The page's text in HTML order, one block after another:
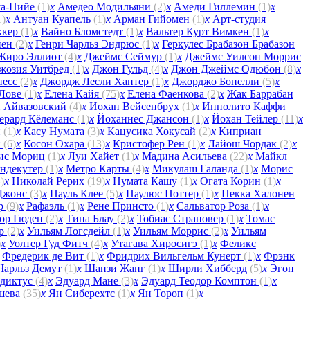
Пийе (1)x Амедео Модильяни (2)x Амеди Гиллемин (1)x
x Антуан Куапель (1)x Арман Гийомен (1)x Арт-студия
(1)x Вайно Бломстедт (1)x Вальтер Курт Вимкен (1)x
(2)x Генри Чарльз Эндрюс (1)x Геркулес Брабазон Брабазон
Эллиот (4)x Джеймс Сеймур (1)x Джеймс Уилсон Моррис
Уитбред (1)x Джон Гульд (4)x Джон Джеймс Одюбон (8)x
(2)x Джордж Лесли Хантер (1)x Джорджо Бонелли (5)x
(1)x Елена Кайя (75)x Елена Фаенкова (2)x Жак Баррабан
(4)x Иохан Вейсенбрух (1)x Ипполито Каффи
Кёлеманс (1)x Йоханнес Джансон (1)x Йохан Тейлер (11)x
(1)x Касу Нумата (3)x Кацусика Хокусай (2)x Киприан
(6)x Косон Охара (13)x Кристофер Рен (1)x Лайош Чордак (2)x
Мориц (1)x Луи Хайет (1)x Мадина Асильева (22)x Майкл
(1)x Метро Карты (4)x Микулаш Галанда (1)x Морис
x Николай Рерих (19)x Нумата Кашу (1)x Огата Корин (1)x
(3)x Пауль Клее (5)x Паулюс Поттер (1)x Пекка Халонен
(9)x Рафаэль (1)x Рене Принсто (1)x Сальватор Роза (1)x
Гюден (2)x Тина Блау (2)x Тобиас Страновер (1)x Томас
(2)x Уильям Логсдейл (1)x Уильям Моррис (2)x Уильям
x Уолтер Гуд Фитч (4)x Утагава Хиросигэ (1)x Феликс
Фредерик де Вит (1)x Фридрих Вильгельм Кунерт (1)x Фрэнк
Демут (1)x Шанзи Жанг (1)x Ширли Хибберд (5)x Эгон
(4)x Эдуард Мане (3)x Эдуард Теодор Комптон (1)x
(35)x Ян Сиберехтс (1)x Ян Тороп (1)x